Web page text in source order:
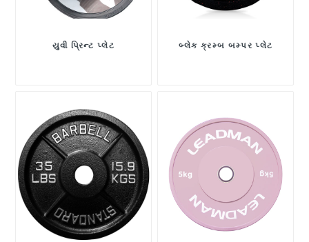
યુવી પ્રિન્ટ પ્લેટ બ્લેક ક્રમ્બ બમ્પર પ્લેટ